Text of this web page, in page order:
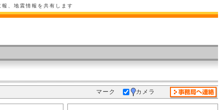
、地震情報を共有します
マーク カメラ